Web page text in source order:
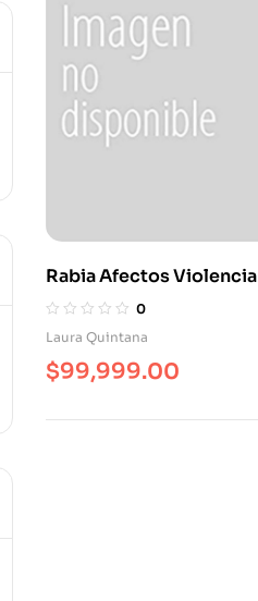
Rabia Afectos Violencia
Inmunidad0
Laura Quintana
$99,999.00